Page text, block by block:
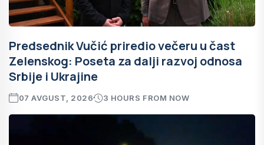
Predsednik Vučić priredio večeru u čast
Zelenskog: Poseta za dalji razvoj odnosa
Srbije i Ukrajine
07 AVGUST, 2026 3 HOURS FROM NOW